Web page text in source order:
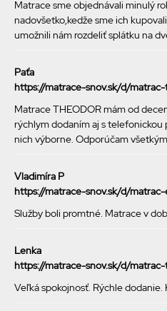
Matrace sme objednávali minulý
nadovšetko,kedže sme ich
umožnili nám rozdeliť splátku na
Paťa
https://matrace-snov.sk/d/
Matrace THEODOR mám od
rýchlym dodaním aj s telefonickou
nich výborne. Odporúčam
Vladimíra P
https://matrace-snov.sk/d/
Služby boli promtné. Matrace v
Lenka
https://matrace-snov.sk/d/
Veľká spokojnosť. Rýchle dodanie.